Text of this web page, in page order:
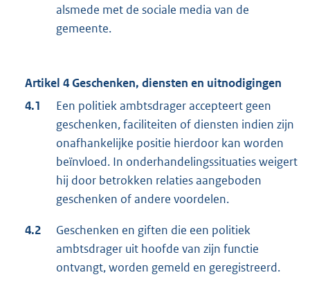
alsmede met de sociale media van de
gemeente.
Artikel 4 Geschenken, diensten en uitnodigingen
4.1
Een politiek ambtsdrager accepteert geen
geschenken, faciliteiten of diensten indien zijn
onafhankelijke positie hierdoor kan worden
beïnvloed. In onderhandelingssituaties weigert
hij door betrokken relaties aangeboden
geschenken of andere voordelen.
4.2
Geschenken en giften die een politiek
ambtsdrager uit hoofde van zijn functie
ontvangt, worden gemeld en geregistreerd.